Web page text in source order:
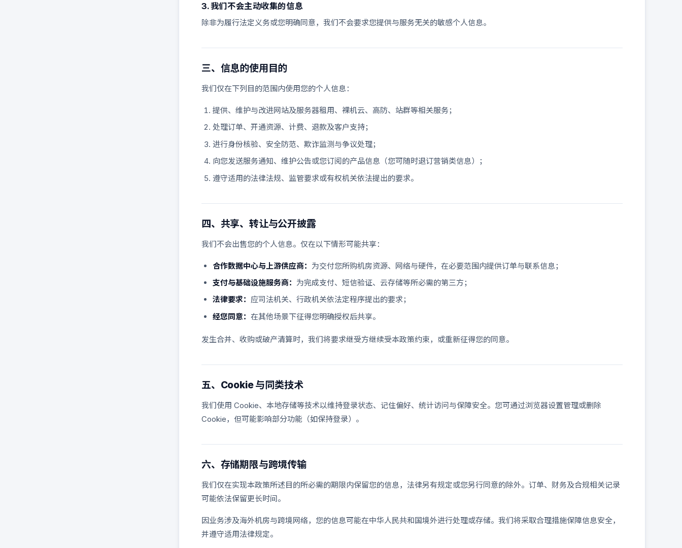
3. 我们不会主动收集的信息
除非为履行法定义务或您明确同意，我们不会要求您提供与服务无关的敏感个人信息。
三、信息的使用目的
我们仅在下列目的范围内使用您的个人信息：
提供、维护与改进网站及服务器租用、裸机云、高防、站群等相关服务；
处理订单、开通资源、计费、退款及客户支持；
进行身份核验、安全防范、欺诈监测与争议处理；
向您发送服务通知、维护公告或您订阅的产品信息（您可随时退订营销类信息）；
遵守适用的法律法规、监管要求或有权机关依法提出的要求。
四、共享、转让与公开披露
我们不会出售您的个人信息。仅在以下情形可能共享：
合作数据中心与上游供应商： 为交付您所购机房资源、网络与硬件，在必要范围内提供订单与联系信息；
支付与基础设施服务商： 为完成支付、短信验证、云存储等所必需的第三方；
法律要求： 应司法机关、行政机关依法定程序提出的要求；
经您同意：在其他场景下征得您明确授权后共享。
发生合并、收购或破产清算时，我们将要求继受方继续受本政策约束，或重新征得您的同意。
五、Cookie 与同类技术
我们使用 Cookie、本地存储等技术以维持登录状态、记住偏好、统计访问与保障安全。您可通过浏览器设置管理或删除
Cookie，但可能影响部分功能（如保持登录）。
六、存储期限与跨境传输
我们仅在实现本政策所述目的所必需的期限内保留您的信息，法律另有规定或您另行同意的除外。订单、财务及合规相关记录
可能依法保留更长时间。
因业务涉及海外机房与跨境网络，您的信息可能在中华人民共和国境外进行处理或存储。我们将采取合理措施保障信息安全，
并遵守适用法律规定。